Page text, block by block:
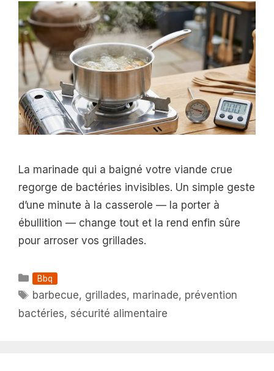
La marinade qui a baigné votre viande crue
regorge de bactéries invisibles. Un simple geste
d’une minute à la casserole — la porter à
ébullition — change tout et la rend enfin sûre
pour arroser vos grillades.
Catégories
Bbq
Étiquettes
barbecue, grillades, marinade, prévention
bactéries, sécurité alimentaire